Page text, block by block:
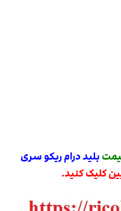
بلید درام ریکو سری
کلیک کنید.